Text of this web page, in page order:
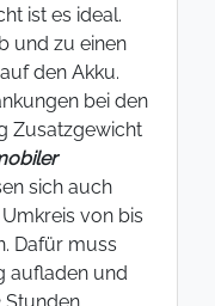
ist es ideal.
und zu einen
den Akku.
bei den
Zusatzgewicht
sich auch
von bis
Dafür muss
aufladen und